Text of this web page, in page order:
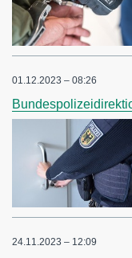
01.12.2023 – 08:26
24.11.2023 – 12:09